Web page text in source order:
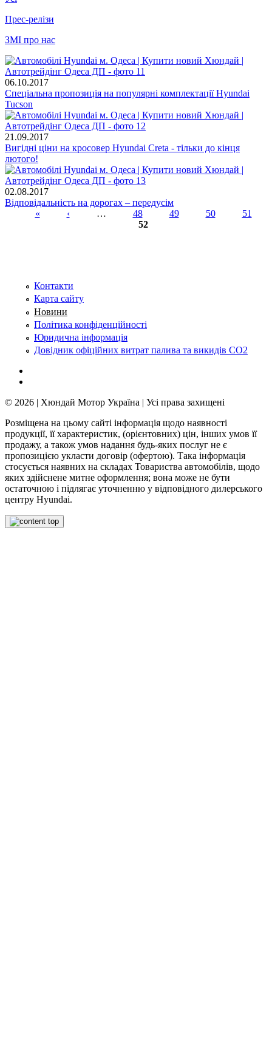
Прес-релізи
ЗМІ про нас
06.10.2017
Спеціальна пропозиція на популярні комплектації Hyundai
Tucson
21.09.2017
Вигідні ціни на кросовер Hyundai Creta - тільки до кінця
лютого!
02.08.2017
Відповідальність на дорогах – передусім
« ‹ … 48 49 50
51
52
Контакти
Карта сайту
Новини
Політика конфіденційності
Юридична інформація
Довідник офіційних витрат палива та викидів СО2
© 2026 | Хюндай Мотор Україна | Усі права захищені
Розміщена на цьому сайті інформація щодо наявності
продукції, її характеристик, (орієнтовних) цін, інших умов її
продажу, а також умов надання будь-яких послуг не є
пропозицією укласти договір (офертою). Така інформація
стосується наявних на складах Товариства автомобілів, щодо
яких здійснене митне оформлення; вона може не бути
остаточною і підлягає уточненню у відповідного дилерського
центру Hyundai.